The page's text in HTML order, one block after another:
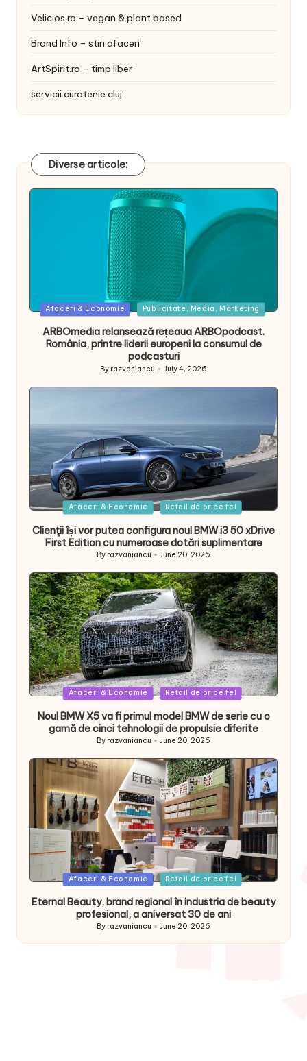
Velicios.ro – vegan & plant based
Brand Info – stiri afaceri
ArtSpirit.ro – timp liber
servicii curatenie cluj
Diverse articole:
Posted
Afaceri & Economie Publicitate, Media, Marketing
ARBOmedia relansează rețeaua ARBOpodcast.
România, printre liderii europeni la consumul de
podcasturi
Posted
By razvaniancu July 4, 2026
Posted
Afaceri & Economie Retail de orice fel
Clienţii își vor putea configura noul BMW i3 50 xDrive
First Edition cu numeroase dotări suplimentare
Posted
By razvaniancu June 20, 2026
Posted
Afaceri & Economie Retail de orice fel
Noul BMW X5 va fi primul model BMW de serie cu o
gamă de cinci tehnologii de propulsie diferite
Posted
By razvaniancu June 20, 2026
Posted
Afaceri & Economie Retail de orice fel
Eternal Beauty, brand regional în industria de beauty
profesional, a aniversat 30 de ani
Posted
By razvaniancu June 20, 2026